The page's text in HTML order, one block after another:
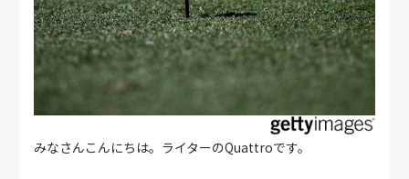
みなさんこんにちは。ライターのQuattroです。